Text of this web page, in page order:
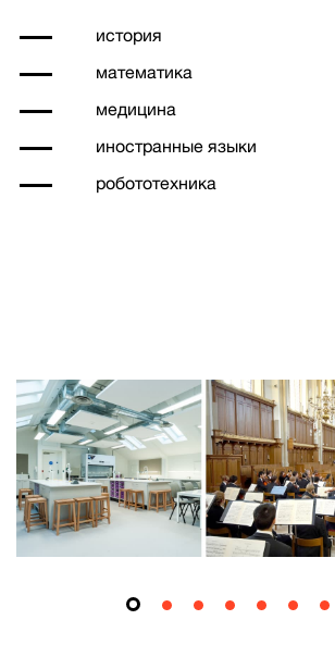
история
математика
медицина
иностранные языки
робототехника